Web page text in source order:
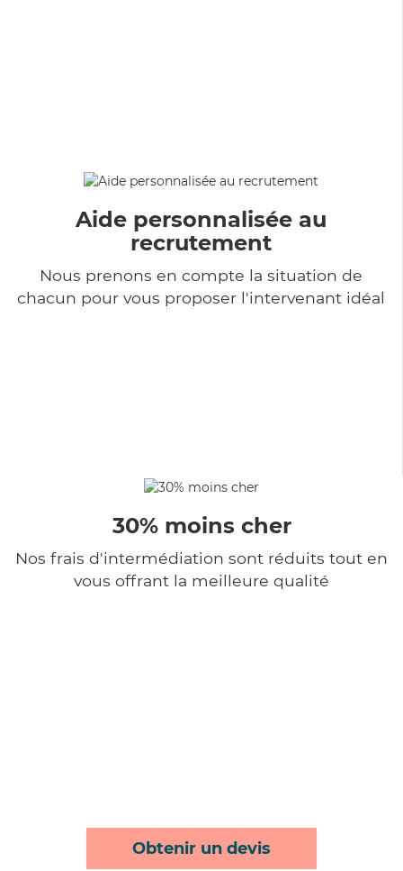
Aide personnalisée au
recrutement
Nous prenons en compte la situation de
chacun pour vous proposer l'intervenant idéal
30% moins cher
Nos frais d'intermédiation sont réduits tout en
vous offrant la meilleure qualité
Obtenir un devis